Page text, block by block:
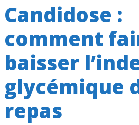
Candidose :
comment
baisser
glycémique
repas